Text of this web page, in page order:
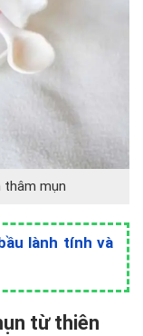
thâm mụn
lành tính và
từ thiên